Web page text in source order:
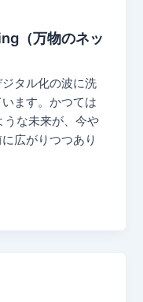
（万物のネッ
タル化の波に洗
ます。かつては
うな未来が、今や
広がりつつあり